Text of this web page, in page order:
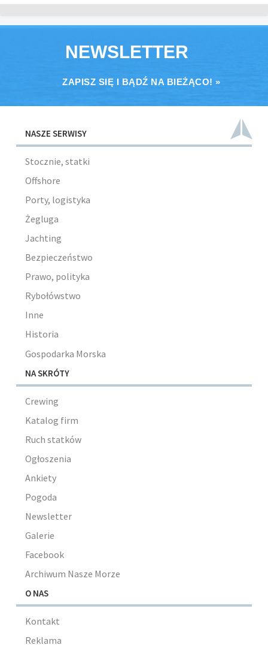
NEWSLETTER
ZAPISZ SIĘ I BĄDŹ NA BIEŻĄCO! »
NASZE SERWISY
Stocznie, statki
Offshore
Porty, logistyka
Żegluga
Jachting
Bezpieczeństwo
Prawo, polityka
Rybołówstwo
Inne
Historia
Gospodarka Morska
NA SKRÓTY
Crewing
Katalog firm
Ruch statków
Ogłoszenia
Ankiety
Pogoda
Newsletter
Galerie
Facebook
Archiwum Nasze Morze
O NAS
Kontakt
Reklama